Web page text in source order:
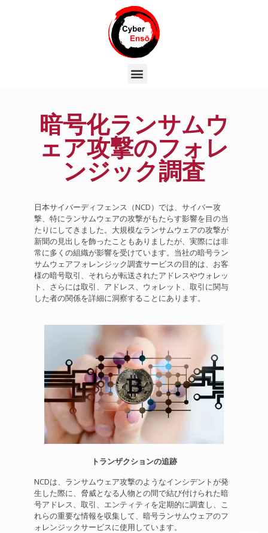
暗号化ランサムウ
ェア攻撃のフォレ
ンジック調査
日本サイバーディフェンス（NCD）では、サイバー攻
撃、特にランサムウェアの攻撃がもたらす影響を目の当
たりにしてきました。大規模なランサムウェアの攻撃が
新聞の見出しを飾ったこともありましたが、実際には非
常に多くの組織が影響を受けています。当社の暗号ラン
サムウェアフォレンジック調査サービスの目的は、お客
様の暗号取引、それらが転送されたアドレスやウォレッ
ト、さらには取引、アドレス、ウォレット、取引に関与
した者の関係を詳細に洞察することにあります。
トランザクションの追跡
NCDは、ランサムウェア攻撃のようなインシデントが発
生した際に、脅威となる人物との間で結び付けられた暗
号アドレス、取引、エンティティを定期的に調査し、こ
れらの重要な情報を収集して、暗号ランサムウェアのフ
ォレンジックサービスに使用しています。